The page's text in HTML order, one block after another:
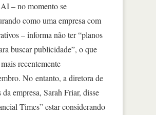
– no momento se
como uma empresa com
– informa não ter “planos
buscar publicidade”, o que
recentemente
No entanto, a diretora de
da empresa, Sarah Friar, disse
Times” estar considerando